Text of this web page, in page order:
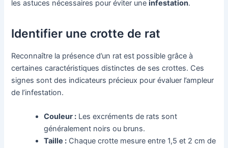
les astuces nécessaires pour éviter uneinfestation.
Identifier une crotte de rat
Reconnaître la présence d’un rat est possible grâce à
certaines caractéristiques distinctes de ses crottes. Ces
signes sont des indicateurs précieux pour évaluer l’ampleur
de l’infestation.
Couleur : Les excréments de rats sont
généralement noirs ou bruns.
Taille : Chaque crotte mesure entre 1,5 et 2 cm de